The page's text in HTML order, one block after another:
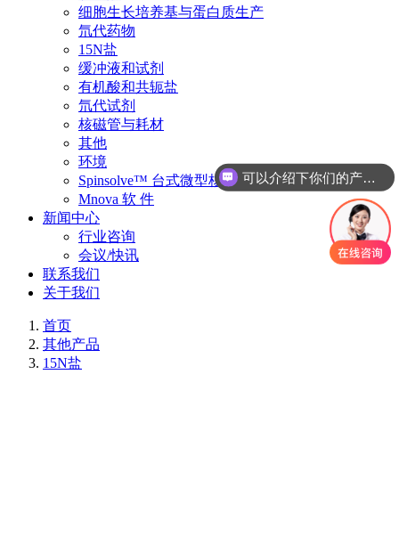
细胞生长培养基与蛋白质生产
氘代药物
15N盐
缓冲液和试剂
有机酸和共轭盐
氘代试剂
核磁管与耗材
其他
环境
Spinsolve™ 台式微型核磁
Mnova 软 件
新闻中心
行业咨询
会议/快讯
联系我们
关于我们
首页
其他产品
15N盐
可以介绍下你们的产品么